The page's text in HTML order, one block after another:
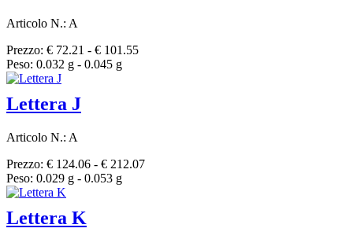
Articolo N.: A
Prezzo: € 72.21 - € 101.55
Peso: 0.032 g - 0.045 g
Lettera J
Articolo N.: A
Prezzo: € 124.06 - € 212.07
Peso: 0.029 g - 0.053 g
Lettera K